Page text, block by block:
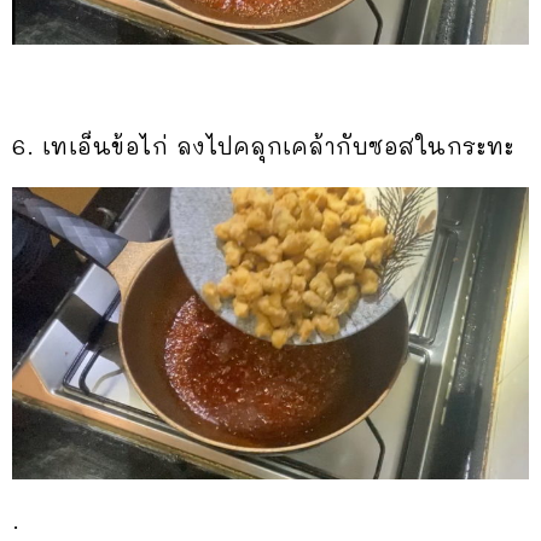
6. เทเอ็นข้อไก่ ลงไปคลุกเคล้ากับซอสในกระทะ
.